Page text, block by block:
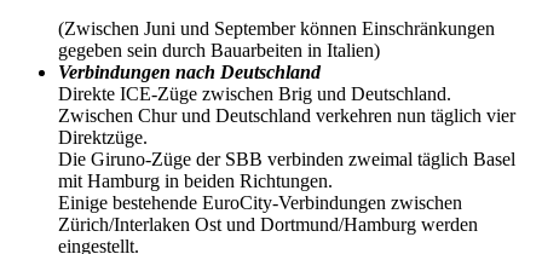
(Zwischen Juni und September können Einschränkungen
gegeben sein durch Bauarbeiten in Italien)
Verbindungen nach Deutschland
Direkte ICE-Züge zwischen Brig und Deutschland.
Zwischen Chur und Deutschland verkehren nun täglich vier
Direktzüge.
Die Giruno-Züge der SBB verbinden zweimal täglich Basel
mit Hamburg in beiden Richtungen.
Einige bestehende EuroCity-Verbindungen zwischen
Zürich/Interlaken Ost und Dortmund/Hamburg werden
eingestellt.